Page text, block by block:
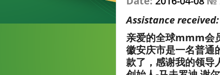
Assistance
亲爱的全球mmm会
徽安庆市是一名普通
款了，感谢我的领导